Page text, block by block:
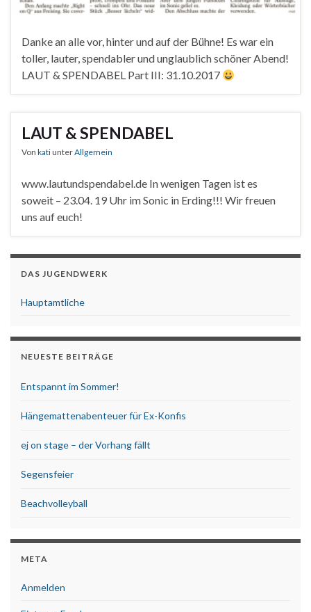
Danke an alle vor, hinter und auf der Bühne! Es war ein
toller, lauter, spendabler und unglaublich schöner Abend!
LAUT & SPENDABEL Part III: 31.10.2017
LAUT & SPENDABEL
Von katiunterAllgemein
www.lautundspendabel.de In wenigen Tagen ist es
soweit – 23.04. 19 Uhr im Sonic in Erding!!! Wir freuen
uns auf euch!
DAS JUGENDWERK
Hauptamtliche
NEUESTE BEITRÄGE
Entspannt im Sommer!
Hängemattenabenteuer für Ex-Konfis
ej on stage – der Vorhang fällt
Segensfeier
Beachvolleyball
META
Anmelden